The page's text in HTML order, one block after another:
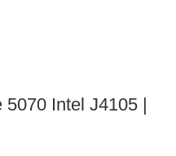
Intel J4105 |